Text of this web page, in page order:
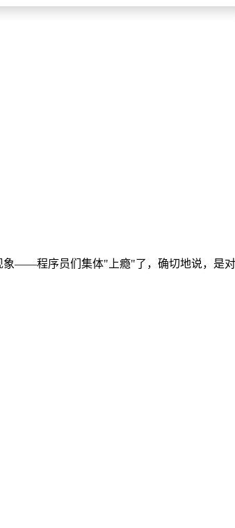
——程序员们集体"上瘾"了，确切地说，是对